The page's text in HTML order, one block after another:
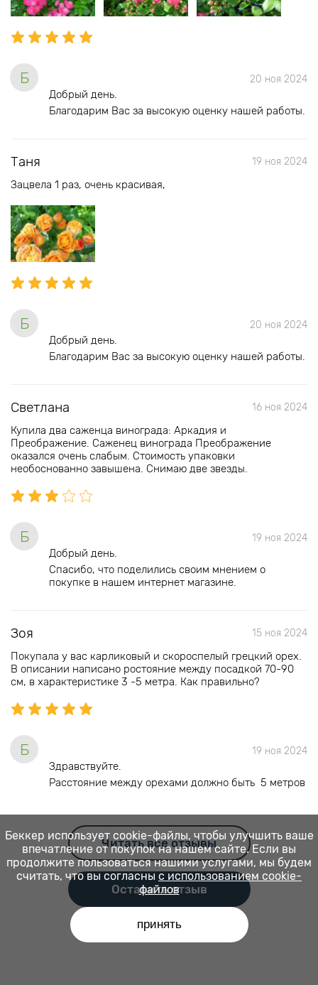
Б 20 ноя 2024
Добрый день.
Благодарим Вас за высокую оценку нашей работы.
Таня 19 ноя 2024
Зацвела 1 раз, очень красивая,
Б 20 ноя 2024
Добрый день.
Благодарим Вас за высокую оценку нашей работы.
Светлана 16 ноя 2024
Купила два саженца винограда: Аркадия и
Преображение. Саженец винограда Преображение
оказался очень слабым. Стоимость упаковки
необоснованно завышена. Снимаю две звезды.
Б 19 ноя 2024
Добрый день.
Спасибо, что поделились своим мнением о
покупке в нашем интернет магазине.
Зоя 15 ноя 2024
Покупала у вас карликовый и скороспелый грецкий орех.
В описании написано ростояние между посадкой 70-90
см, в характеристике 3 -5 метра. Как правильно?
Б 19 ноя 2024
Здравствуйте.
Расстояние между орехами должно быть 5 метров
Читать все отзывы
Оставить отзыв
Беккер использует cookie-файлы, чтобы улучшить ваше
впечатление от покупок на нашем сайте. Если вы
продолжите пользоваться нашими услугами, мы будем
считать, что вы согласны с использованием cookie-
файлов
принять